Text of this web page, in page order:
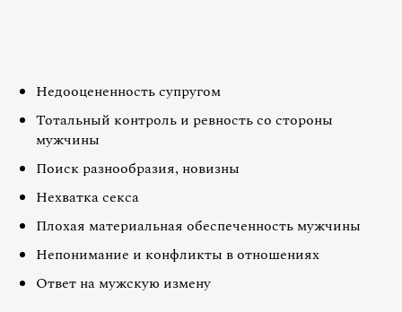
Недооцененность супругом
Тотальный контроль и ревность со стороны
мужчины
Поиск разнообразия, новизны
Нехватка секса
Плохая материальная обеспеченность мужчины
Непонимание и конфликты в отношениях
Ответ на мужскую измену